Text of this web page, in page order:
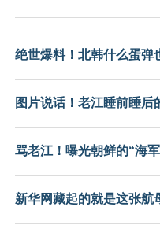
绝世爆料！北韩什么蛋弹
图片说话！老江睡前睡后
骂老江！曝光朝鲜的“海
新华网藏起的就是这张航